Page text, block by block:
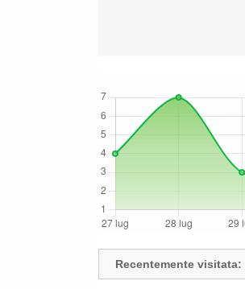
Recentemente visitata: